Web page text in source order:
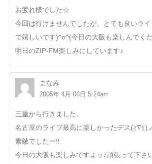
お疲れ様でした☆
今回は行けませんでしたが、とても良いラ
で嬉しいです)^o^(今日の大阪も楽しんでく
明日のZIP-FM楽しみにしています♪
まなみ
2005年 4月 06日 5:24am
三重から行きました。
名古屋のライブ最高に楽しかったデス(≧∇≦)
素敵でしたー!!
今日の大阪も楽しみですよッ♪頑張って下